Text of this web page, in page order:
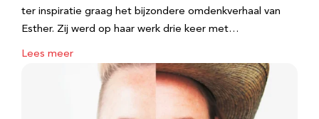
ter inspiratie graag het bijzondere omdenkverhaal van
Esther. Zij werd op haar werk drie keer met…
Lees meer